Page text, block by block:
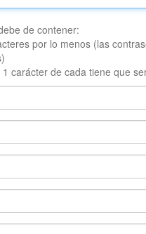
de contener:
por lo menos (las
carácter de cada tiene que